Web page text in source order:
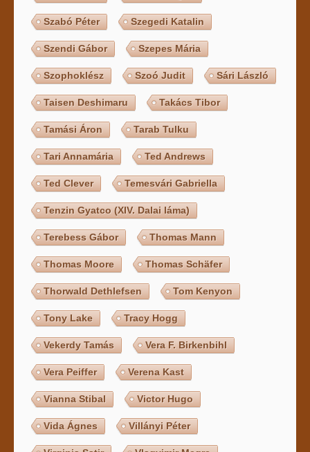
Szabó Péter Szegedi Katalin
Szendi Gábor Szepes Mária
Szophoklész Szoó Judit Sári László
Taisen Deshimaru Takács Tibor
Tamási Áron Tarab Tulku
Tari Annamária Ted Andrews
Ted Clever Temesvári Gabriella
Tenzin Gyatco (XIV. Dalai láma)
Terebess Gábor Thomas Mann
Thomas Moore Thomas Schäfer
Thorwald Dethlefsen Tom Kenyon
Tony Lake Tracy Hogg
Vekerdy Tamás Vera F. Birkenbihl
Vera Peiffer Verena Kast
Vianna Stibal Victor Hugo
Vida Ágnes Villányi Péter